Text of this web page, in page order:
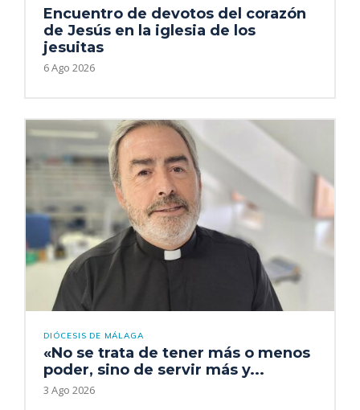
Encuentro de devotos del corazón
de Jesús en la iglesia de los
jesuitas
6 Ago 2026
DIÓCESIS DE MÁLAGA
«No se trata de tener más o menos
poder, sino de servir más y...
3 Ago 2026